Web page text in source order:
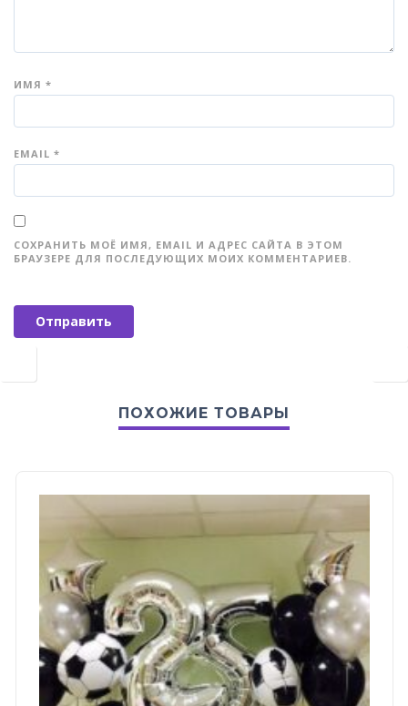
ИМЯ *
EMAIL *
СОХРАНИТЬ МОЁ ИМЯ, EMAIL И АДРЕС САЙТА В ЭТОМ
БРАУЗЕРЕ ДЛЯ ПОСЛЕДУЮЩИХ МОИХ КОММЕНТАРИЕВ.
ПОХОЖИЕ ТОВАРЫ